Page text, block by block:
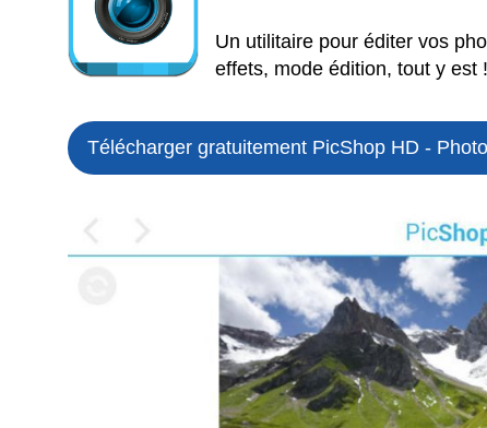
Un utilitaire pour éditer vos
effets, mode édition, tout y est !
Télécharger gratuitement PicShop HD -